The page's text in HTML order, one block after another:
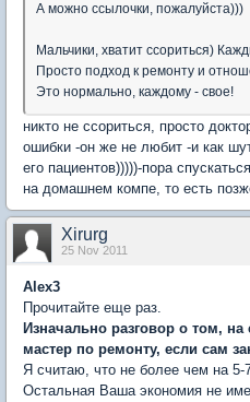
А можно ссылочки, пожалуйста)))
Мальчики, хватит ссориться)
Просто подход к ремонту и
Это нормально, каждому - свое!
никто не ссориться, просто
ошибки -он же не любит -и как
его пациентов)))))-пора
на домашнем компе, то есть
Xirurg
25 Nov 2011
Alex3
Прочитайте еще раз.
Изначально разговор о том,
мастер по ремонту, если сам
Я считаю, что не более чем на
Остальная Ваша экономия не